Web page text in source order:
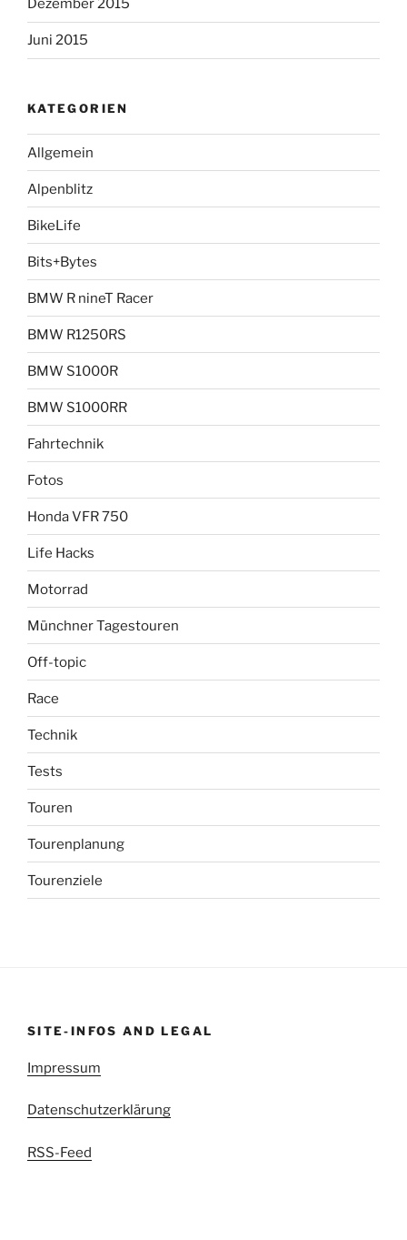
Dezember 2015
Juni 2015
KATEGORIEN
Allgemein
Alpenblitz
BikeLife
Bits+Bytes
BMW R nineT Racer
BMW R1250RS
BMW S1000R
BMW S1000RR
Fahrtechnik
Fotos
Honda VFR 750
Life Hacks
Motorrad
Münchner Tagestouren
Off-topic
Race
Technik
Tests
Touren
Tourenplanung
Tourenziele
SITE-INFOS AND LEGAL
Impressum
Datenschutzerklärung
RSS-Feed